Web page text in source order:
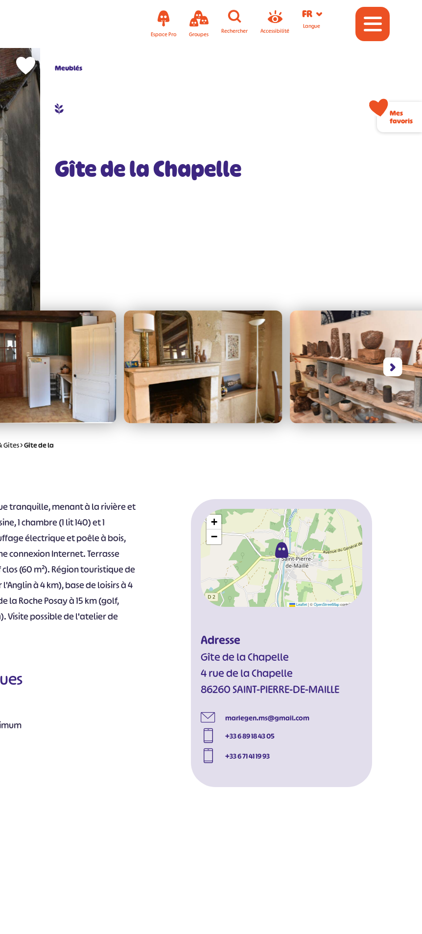
Espace Pro Groupes Rechercher Accessibilité
FR
Langue
Meublés
Gîte de la Chapelle
Gites>Gîte de la
tranquille, menant à la rivière et
1 chambre (1 lit 140) et 1
électrique et poêle à bois,
connexion Internet. Terrasse
(60 m²). Région touristique de
à 4 km), base de loisirs à 4
la Roche Posay à 15 km (golf,
Visite possible de l'atelier de
+
−
Leaflet|©OpenStreetMapcontributors
Adresse
Gîte de la Chapelle
4 rue de la Chapelle
86260 SAINT-PIERRE-DE-MAILLE
mariegen.ms@gmail.com
+33 6 89 18 43 05
+33 6 71 41 19 93
Mes
favoris